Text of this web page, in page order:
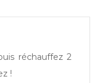
réchauffez 2
!